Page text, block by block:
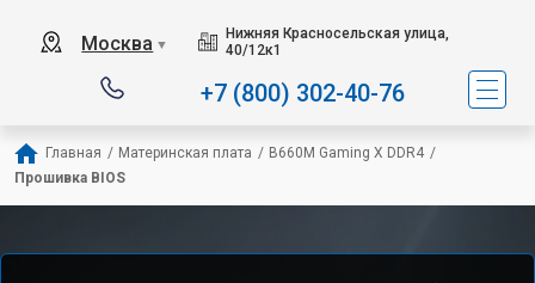
Москва ▼
Нижняя Красносельская улица,
40/12к1
+7 (800) 302-40-76
Главная / Материнская плата / B660M Gaming X DDR4 /
Прошивка BIOS